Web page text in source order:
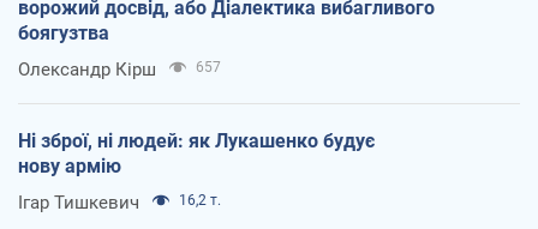
ворожий досвід, або Діалектика вибагливого
боягузтва
Олександр Кірш 657
Ні зброї, ні людей: як Лукашенко будує
нову армію
Ігар Тишкевич 16,2 т.